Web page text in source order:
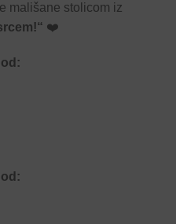
mališane stolicom iz
❤️